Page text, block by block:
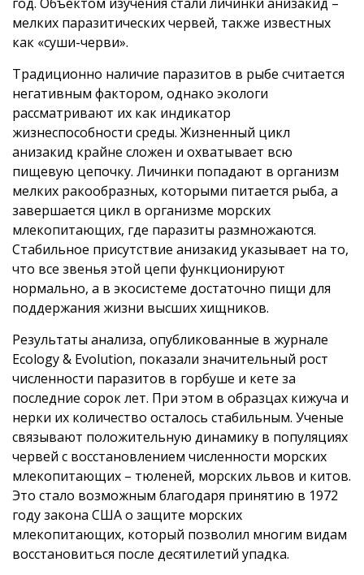
мелких паразитических червей, также известных
как «суши-черви».
Традиционно наличие паразитов в рыбе считается
негативным фактором, однако экологи
рассматривают их как индикатор
жизнеспособности среды. Жизненный цикл
анизакид крайне сложен и охватывает всю
пищевую цепочку. Личинки попадают в организм
мелких ракообразных, которыми питается рыба, а
завершается цикл в организме морских
млекопитающих, где паразиты размножаются.
Стабильное присутствие анизакид указывает на то,
что все звенья этой цепи функционируют
нормально, а в экосистеме достаточно пищи для
поддержания жизни высших хищников.
Результаты анализа, опубликованные в журнале
Ecology & Evolution, показали значительный рост
численности паразитов в горбуше и кете за
последние сорок лет. При этом в образцах кижуча и
нерки их количество осталось стабильным. Ученые
связывают положительную динамику в популяциях
червей с восстановлением численности морских
млекопитающих – тюленей, морских львов и китов.
Это стало возможным благодаря принятию в 1972
году закона США о защите морских
млекопитающих, который позволил многим видам
восстановиться после десятилетий упадка.